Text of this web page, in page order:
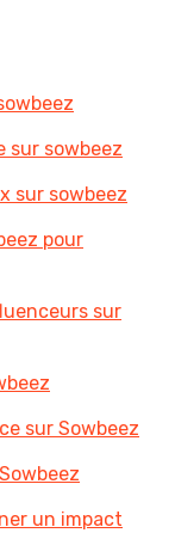
sur sowbeez
sur sowbeez
pour
sur
sur Sowbeez
un impact